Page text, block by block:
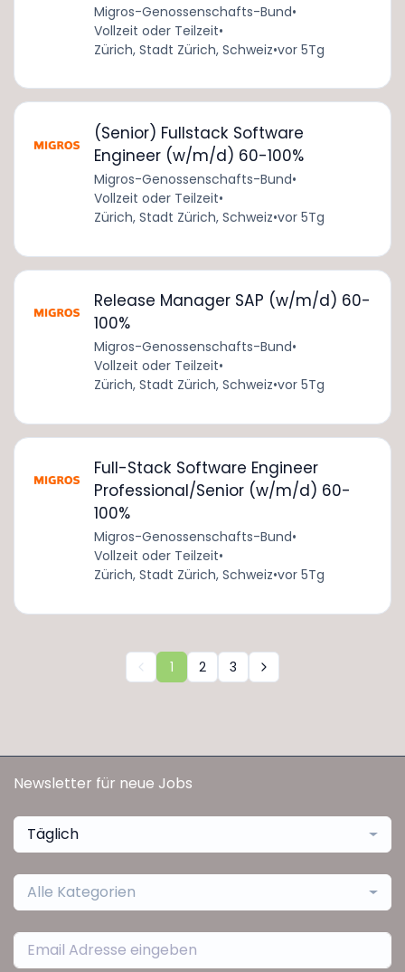
Migros-Genossenschafts-Bund•
Vollzeit oder Teilzeit•
Zürich, Stadt Zürich, Schweiz•vor 5Tg
(Senior) Fullstack Software
Engineer (w/m/d) 60-100%
Migros-Genossenschafts-Bund•
Vollzeit oder Teilzeit•
Zürich, Stadt Zürich, Schweiz•vor 5Tg
Release Manager SAP (w/m/d) 60-
100%
Migros-Genossenschafts-Bund•
Vollzeit oder Teilzeit•
Zürich, Stadt Zürich, Schweiz•vor 5Tg
Full-Stack Software Engineer
Professional/Senior (w/m/d) 60-
100%
Migros-Genossenschafts-Bund•
Vollzeit oder Teilzeit•
Zürich, Stadt Zürich, Schweiz•vor 5Tg
1 2 3
Newsletter für neue Jobs
Täglich
Alle Kategorien